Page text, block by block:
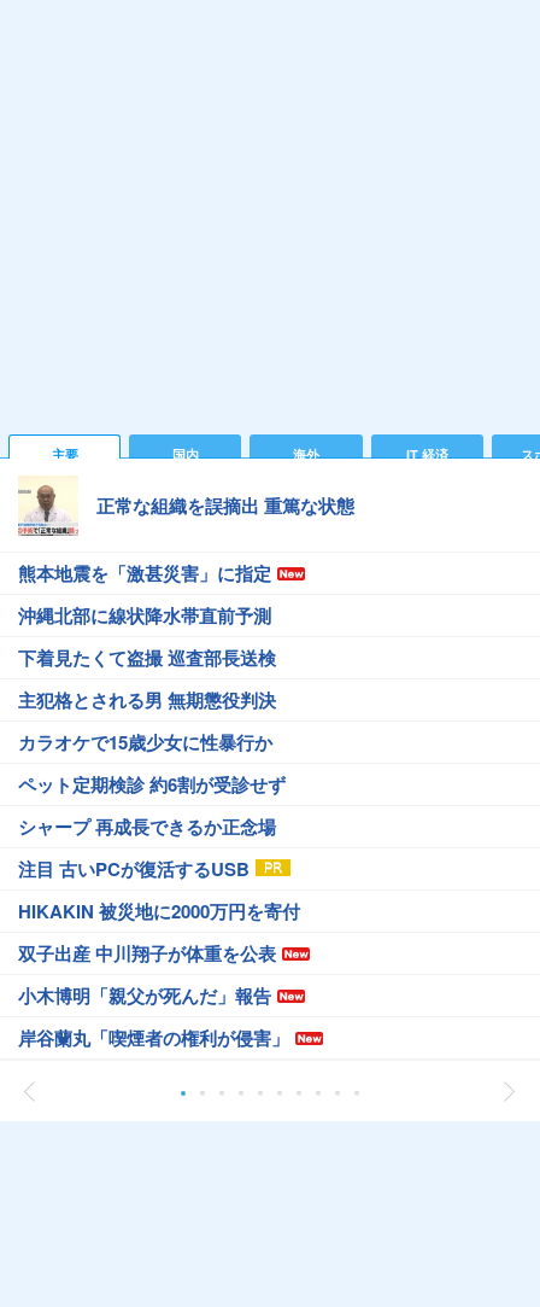
主要 国内 海外 IT 経済 ス
正常な組織を誤摘出 重篤な状態
熊本地震を「激甚災害」に指定
沖縄北部に線状降水帯直前予測
下着見たくて盗撮 巡査部長送検
主犯格とされる男 無期懲役判決
カラオケで15歳少女に性暴行か
ペット定期検診 約6割が受診せず
シャープ 再成長できるか正念場
注目 古いPCが復活するUSB
HIKAKIN 被災地に2000万円を寄付
双子出産 中川翔子が体重を公表
小木博明「親父が死んだ」報告
岸谷蘭丸「喫煙者の権利が侵害」